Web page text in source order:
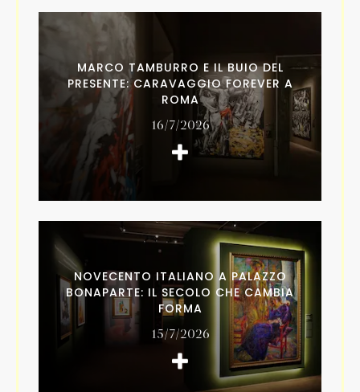
MARCO TAMBURRO E IL BUIO DEL
PRESENTE: CARAVAGGIO FOREVER A
ROMA
16/7/2026
NOVECENTO ITALIANO A PALAZZO
BONAPARTE: IL SECOLO CHE CAMBIA
FORMA
15/7/2026